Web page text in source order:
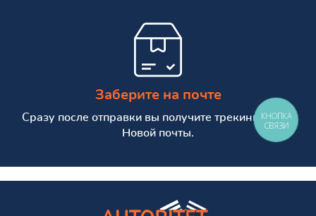
Заберите на почте
Сразу после отправки вы получите трекинг номер
Новой почты.
КНОПКА
СВЯЗИ